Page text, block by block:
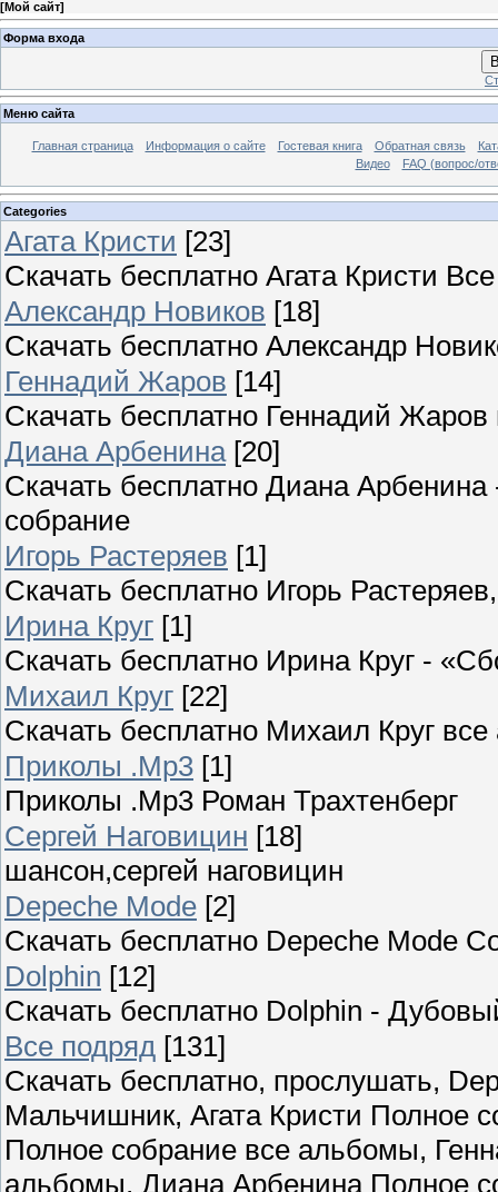
[Мой сайт]
Форма входа
Меню сайта
Главная страница Информация о сайте Гостевая книга Обратная связь
Видео
FAQ (вопрос/
Categories
Агата Кристи [23]
Скачать бесплатно Агата Кристи
Александр Новиков [18]
Скачать бесплатно Александр
Геннадий Жаров [14]
Скачать бесплатно Геннадий
Диана Арбенина [20]
Скачать бесплатно Диана
собрание
Игорь Растеряев [1]
Скачать бесплатно Игорь
Ирина Круг [1]
Скачать бесплатно Ирина Круг -
Михаил Круг [22]
Скачать бесплатно Михаил Круг
Приколы .Mp3 [1]
Приколы .Mp3 Роман Трахтенберг
Сергей Наговицин [18]
шансон,сергей наговицин
Depeche Mode [2]
Скачать бесплатно Depeche Mode
Dolphin [12]
Скачать бесплатно Dolphin -
Все подряд [131]
Скачать бесплатно, прослушать,
Мальчишник, Агата Кристи Полное
Полное собрание все альбомы,
альбомы, Диана Арбенина Полное